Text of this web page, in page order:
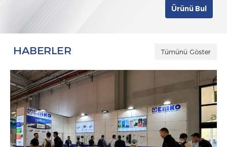
Ürünü Bul
Tümünü Göster
HABERLER